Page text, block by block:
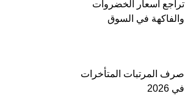
تراجع أسعار الخضروات
والفاكهة في السوق
صرف المرتبات المتأخرات
في 2026